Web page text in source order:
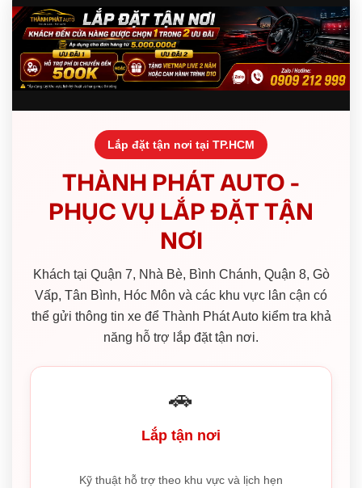
Lắp đặt tận nơi tại TP.HCM
THÀNH PHÁT AUTO -
PHỤC VỤ LẮP ĐẶT TẬN
NƠI
Khách tại Quận 7, Nhà Bè, Bình Chánh, Quận 8, Gò
Vấp, Tân Bình, Hóc Môn và các khu vực lân cận có
thể gửi thông tin xe để Thành Phát Auto kiểm tra khả
năng hỗ trợ lắp đặt tận nơi.
🚗
Lắp tận nơi
Kỹ thuật hỗ trợ theo khu vực và lịch hẹn